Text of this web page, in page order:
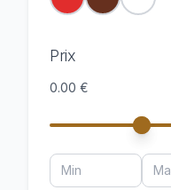
Prix
0.00 €